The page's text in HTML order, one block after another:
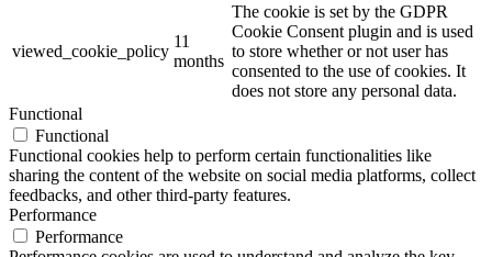
viewed_cookie_policy
11
months
The cookie is set by the GDPR
Cookie Consent plugin and is used
to store whether or not user has
consented to the use of cookies. It
does not store any personal data.
Functional
Functional
Functional cookies help to perform certain functionalities like
sharing the content of the website on social media platforms, collect
feedbacks, and other third-party features.
Performance
Performance